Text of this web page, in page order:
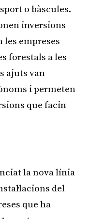
o bàscules.
inversions
les empreses
forestals a les
ajuts van
i permeten
que facin
la nova línia
del
que ha